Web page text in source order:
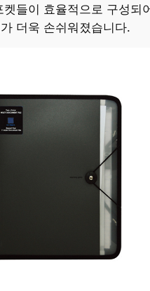
켓들이 효율적으로 구성되
더욱 손쉬워졌습니다.